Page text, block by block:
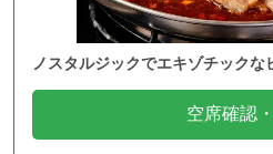
ノスタルジックでエキゾチック
空席確認